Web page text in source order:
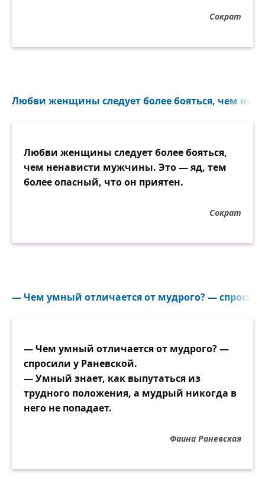
Сократ
Любви женщины следует более бояться, чем
Любви женщины следует более бояться,
чем ненависти мужчины. Это — яд, тем
более опасный, что он приятен.
Сократ
— Чем умный отличается от мудрого? —
— Чем умный отличается от мудрого? —
спросили у Раневской.
— Умный знает, как выпутаться из
трудного положения, а мудрый никогда в
него не попадает.
Фаина Раневская